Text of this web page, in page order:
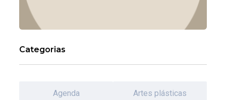
Categorias
Agenda Artes plásticas